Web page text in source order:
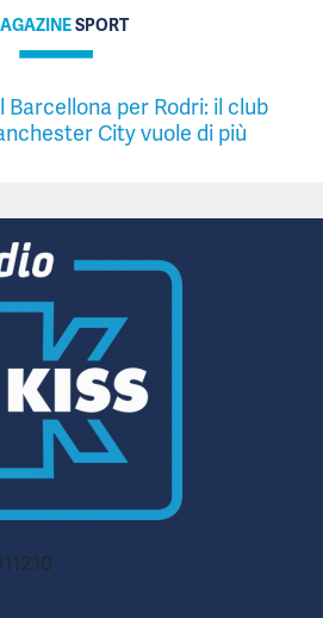
SPORT
per Rodri: il club
City vuole di più